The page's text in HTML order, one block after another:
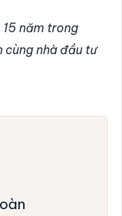
năm trong
cùng nhà đầu tư